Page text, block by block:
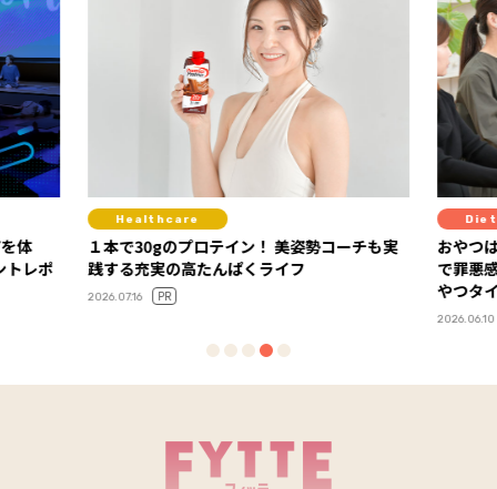
も実
Diet
おやつはもうガマンしない！ 「ラカントS」
で罪悪感ゼロの甘～い糖質オフスイーツでお
やつタイム
“がん
康”へ
アに注
2026.07.01